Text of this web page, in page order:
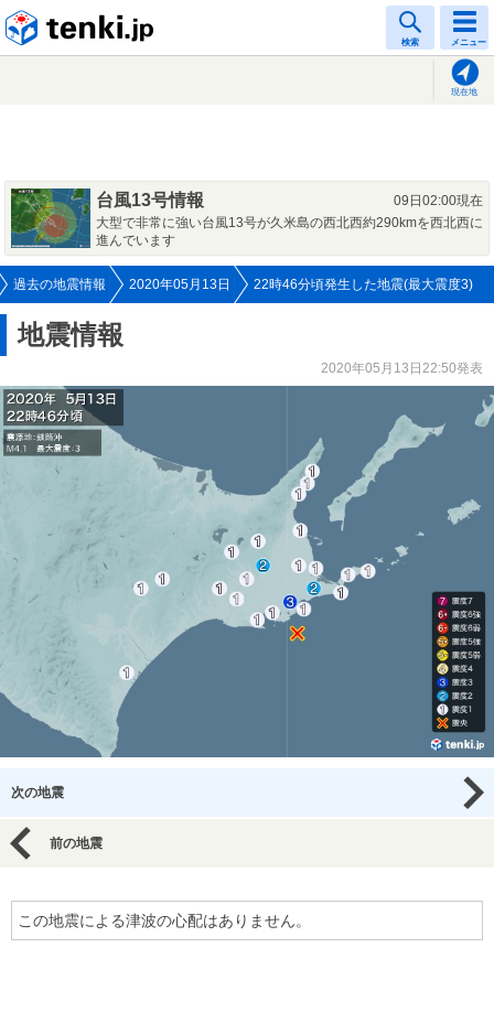
検索 メニュー
現在地
台風13号情報
09日02:00現在
大型で非常に強い台風13号が久米島の西北西約290kmを西北西に
進んでいます
過去の地震情報 2020年05月13日 22時46分頃発生した地震(最大震度3)
地震情報
2020年05月13日22:50発表
次の地震
前の地震
この地震による津波の心配はありません。